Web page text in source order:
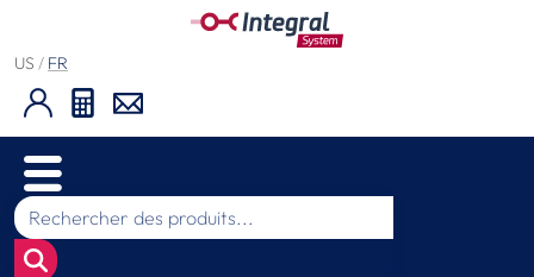
US / FR